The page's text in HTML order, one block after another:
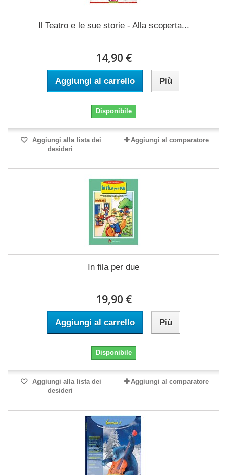
Il Teatro e le sue storie - Alla scoperta...
14,90 €
Aggiungi al carrello Più
Disponibile
Aggiungi alla lista dei
desideri
Aggiungi al comparatore
In fila per due
19,90 €
Aggiungi al carrello Più
Disponibile
Aggiungi alla lista dei
desideri
Aggiungi al comparatore